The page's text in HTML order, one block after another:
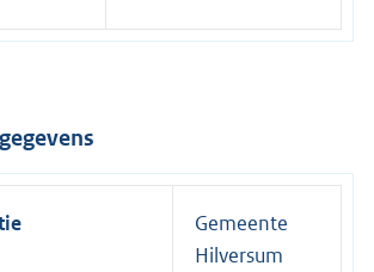
Gemeente
Hilversum